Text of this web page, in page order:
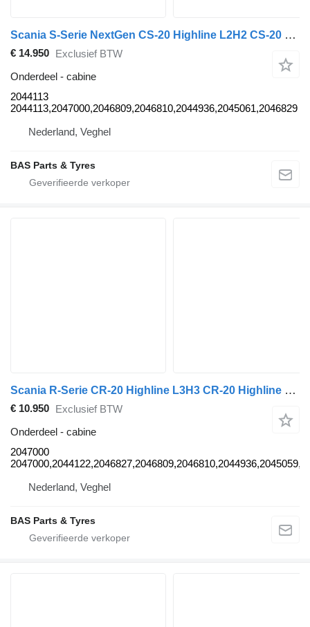
Scania S-Serie NextGen CS-20 Highline L2H2 CS-20 Highline L2H2 2044113 cabine voor Scania S-Serie NextGen vrachtwagen
€ 14.950 Exclusief BTW
Onderdeel - cabine
2044113
2044113,2047000,2046809,2046810,2044936,2045061,2046829
Nederland, Veghel
BAS Parts & Tyres
Scania R-Serie CR-20 Highline L3H3 CR-20 Highline L3H3 2047000 cabine voor Scania R-Serie vrachtwagen
€ 10.950 Exclusief BTW
Onderdeel - cabine
2047000
Nederland, Veghel
BAS Parts & Tyres